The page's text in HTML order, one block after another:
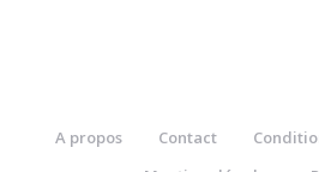
A propos Contact